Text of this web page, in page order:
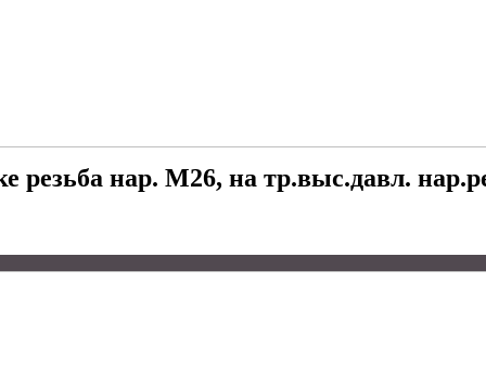
нар. М26, на тр.выс.давл.